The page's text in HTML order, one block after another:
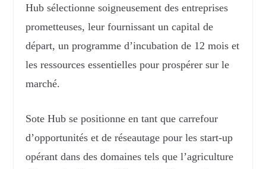
Hub sélectionne soigneusement des entreprises
prometteuses, leur fournissant un capital de
départ, un programme d’incubation de 12 mois et
les ressources essentielles pour prospérer sur le
marché.
Sote Hub se positionne en tant que carrefour
d’opportunités et de réseautage pour les start-up
opérant dans des domaines tels que l’agriculture